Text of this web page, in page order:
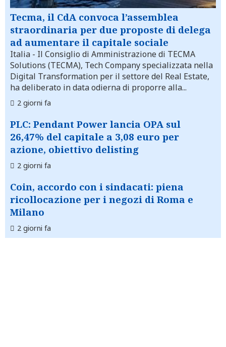
Tecma, il CdA convoca l’assemblea
straordinaria per due proposte di delega
ad aumentare il capitale sociale
Italia - Il Consiglio di Amministrazione di TECMA
Solutions (TECMA), Tech Company specializzata nella
Digital Transformation per il settore del Real Estate,
ha deliberato in data odierna di proporre alla...
2 giorni fa
PLC: Pendant Power lancia OPA sul
26,47% del capitale a 3,08 euro per
azione, obiettivo delisting
2 giorni fa
Coin, accordo con i sindacati: piena
ricollocazione per i negozi di Roma e
Milano
2 giorni fa